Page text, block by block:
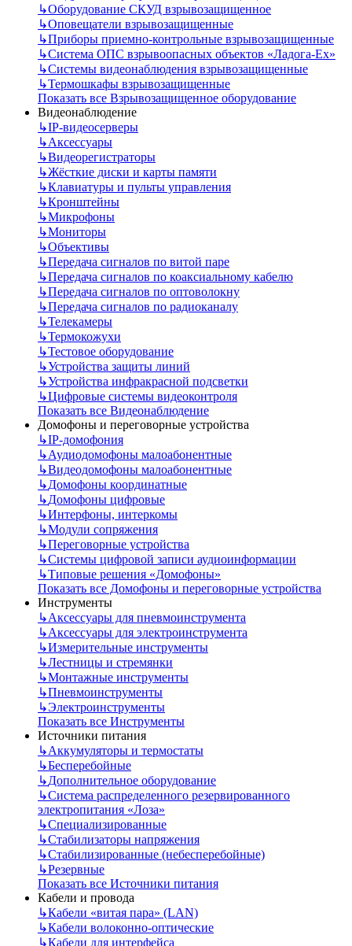
↳Оборудование СКУД взрывозащищенное
↳Оповещатели взрывозащищенные
↳Приборы приемно-контрольные взрывозащищенные
↳Система ОПС взрывоопасных объектов «Ладога-Ex»
↳Системы видеонаблюдения взрывозащищенные
↳Термошкафы взрывозащищенные
Показать все Взрывозащищенное оборудование
Видеонаблюдение
↳IP-видеосерверы
↳Аксессуары
↳Видеорегистраторы
↳Жёсткие диски и карты памяти
↳Клавиатуры и пульты управления
↳Кронштейны
↳Микрофоны
↳Мониторы
↳Объективы
↳Передача сигналов по витой паре
↳Передача сигналов по коаксиальному кабелю
↳Передача сигналов по оптоволокну
↳Передача сигналов по радиоканалу
↳Телекамеры
↳Термокожухи
↳Тестовое оборудование
↳Устройства защиты линий
↳Устройства инфракрасной подсветки
↳Цифровые системы видеоконтроля
Показать все Видеонаблюдение
Домофоны и переговорные устройства
↳IP-домофония
↳Аудиодомофоны малоабонентные
↳Видеодомофоны малоабонентные
↳Домофоны координатные
↳Домофоны цифровые
↳Интерфоны, интеркомы
↳Модули сопряжения
↳Переговорные устройства
↳Системы цифровой записи аудиоинформации
↳Типовые решения «Домофоны»
Показать все Домофоны и переговорные устройства
Инструменты
↳Аксессуары для пневмоинструмента
↳Аксессуары для электроинструмента
↳Измерительные инструменты
↳Лестницы и стремянки
↳Монтажные инструменты
↳Пневмоинструменты
↳Электроинструменты
Показать все Инструменты
Источники питания
↳Аккумуляторы и термостаты
↳Бесперебойные
↳Дополнительное оборудование
↳Система распределенного резервированного
электропитания «Лоза»
↳Специализированные
↳Стабилизаторы напряжения
↳Стабилизированные (небесперебойные)
↳Резервные
Показать все Источники питания
Кабели и провода
↳Кабели «витая пара» (LAN)
↳Кабели волоконно-оптические
↳Кабели для интерфейса